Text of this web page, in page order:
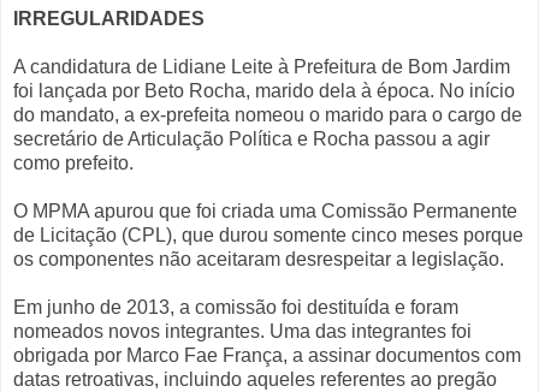
IRREGULARIDADES
A candidatura de Lidiane Leite à Prefeitura de Bom Jardim
foi lançada por Beto Rocha, marido dela à época. No início
do mandato, a ex-prefeita nomeou o marido para o cargo de
secretário de Articulação Política e Rocha passou a agir
como prefeito.
O MPMA apurou que foi criada uma Comissão Permanente
de Licitação (CPL), que durou somente cinco meses porque
os componentes não aceitaram desrespeitar a legislação.
Em junho de 2013, a comissão foi destituída e foram
nomeados novos integrantes. Uma das integrantes foi
obrigada por Marco Fae França, a assinar documentos com
datas retroativas, incluindo aqueles referentes ao pregão